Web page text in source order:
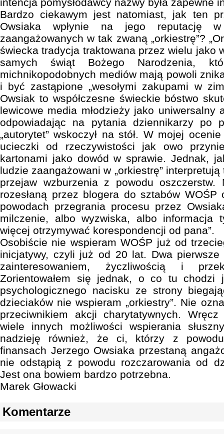
Bardzo ciekawym jest natomiast, jak ten
Owsiaka wpłynie na jego reputację
zaangażowanych w tak zwaną „orkiestrę”?
świecka tradycja traktowana przez wielu jako
samych świąt Bożego Narodzenia,
michnikopodobnych mediów mają powoli
i być zastąpione „wesołymi zakupami w
Owsiak to współczesne świeckie bóstwo
lewicowe media młodzieży jako uniwersalny
odpowiadając na pytania dziennikarzy po
„autorytet” wskoczył na stół. W mojej
ucieczki od rzeczywistości jak owo
kartonami jako dowód w sprawie. Jednak,
ludzie zaangażowani w „orkiestrę”
przejaw wzburzenia z powodu oszczerstw.
rozesłaną przez blogera do sztabów
powodach przegrania procesu przez
milczenie, albo wyzwiska, albo informacja
więcej otrzymywać korespondencji od pana”.
Osobiście nie wspieram WOŚP już od
inicjatywy, czyli już od 20 lat. Dwa pierwsze
zainteresowaniem, życzliwością i
Zorientowałem się jednak, o co tu
psychologicznego nacisku ze strony
dzieciaków nie wspieram „orkiestry”. Nie
przeciwnikiem akcji charytatywnych.
wiele innych możliwości wspierania
nadzieję również, że ci, którzy z
finansach Jerzego Owsiaka przestaną
nie odstąpią z powodu rozczarowania od
Jest ona bowiem bardzo potrzebna.
Marek Głowacki
Komentarze